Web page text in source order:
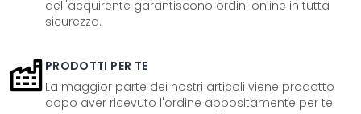
dell'acquirente garantiscono ordini online in tutta
sicurezza.
PRODOTTI PER TE
La maggior parte dei nostri articoli viene prodotto
dopo aver ricevuto l'ordine appositamente per te.